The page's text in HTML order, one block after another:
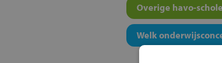
Overige havo-
Welk